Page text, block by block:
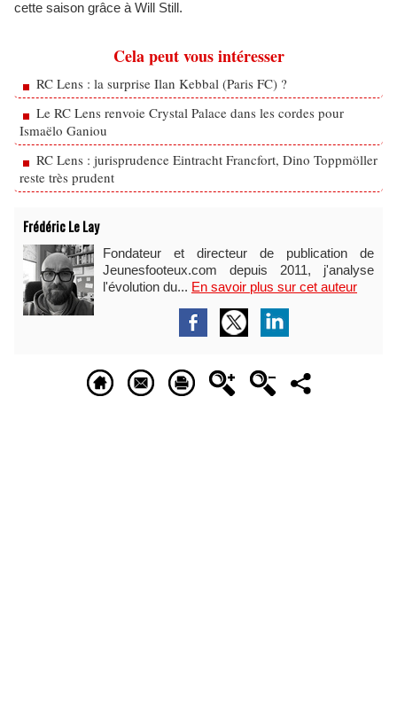
cette saison grâce à Will Still.
Cela peut vous intéresser
RC Lens : la surprise Ilan Kebbal (Paris FC) ?
Le RC Lens renvoie Crystal Palace dans les cordes pour
Ismaëlo Ganiou
RC Lens : jurisprudence Eintracht Francfort, Dino Toppmöller
reste très prudent
Frédéric Le Lay
Fondateur et directeur de publication de
Jeunesfooteux.com depuis 2011, j'analyse
l'évolution du... En savoir plus sur cet auteur